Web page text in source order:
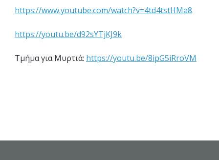
https://www.youtube.com/watch?v=4td4tstHMa8
https://youtu.be/d92sYTjKJ9k
Τμήμα για Μυρτιά: https://youtu.be/8ipG5iRroVM